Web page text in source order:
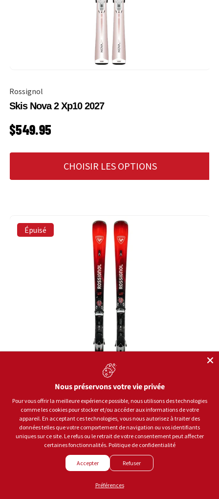
Rossignol
Skis Nova 2 Xp10 2027
PRIX HABITUEL
$549.95
CHOISIR LES OPTIONS
Épuisé
Rossignol
Skis Hero Mt Ti Cam K Spx12 2027
PRIX HABITUEL
Nous préservons votre vie privée
Pour vous offrir la meilleure expérience possible, nous utilisons des technologies
comme les cookies pour stocker et/ou accéder aux informations de votre
appareil. En acceptant ces technologies, vous nous autorisez à traiter des
données telles que votre comportement de navigation ou vos identifiants
uniques sur ce site. Le refus ou le retrait de votre consentement peut affecter
certaines fonctionnalités. Politique de confidentialité
Accepter Refuser
Préférences